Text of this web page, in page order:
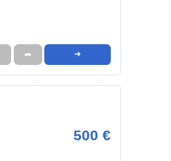
➦ ➜
500 €